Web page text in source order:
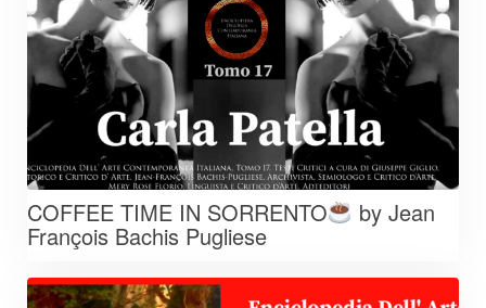
COFFEE TIME IN SORRENTO by Jean
François Bachis Pugliese